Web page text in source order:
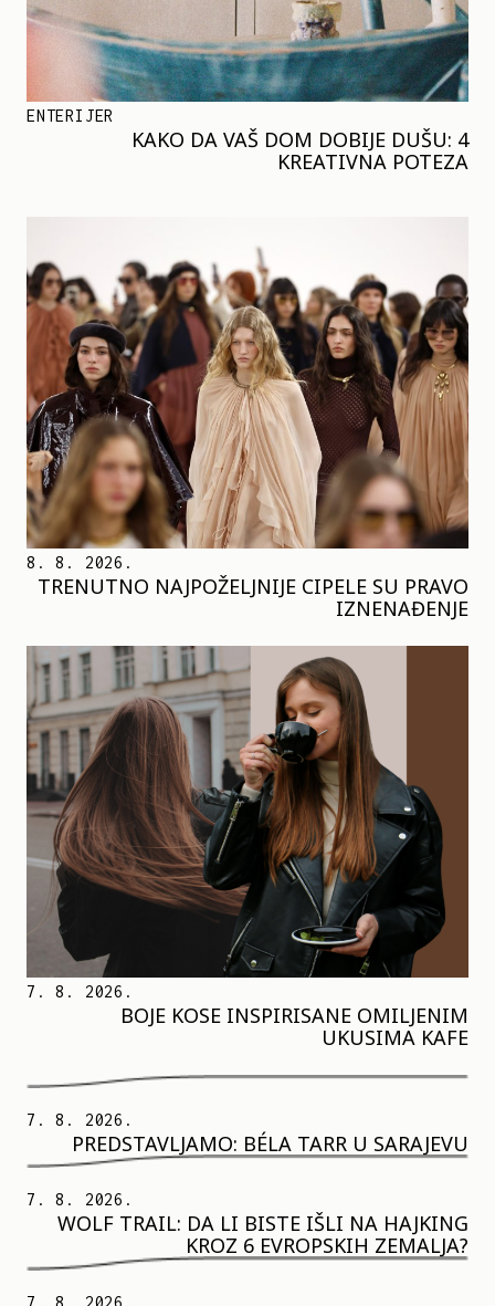
ENTERIJER
KAKO DA VAŠ DOM DOBIJE DUŠU: 4
KREATIVNA POTEZA
8. 8. 2026.
TRENUTNO NAJPOŽELJNIJE CIPELE SU PRAVO
IZNENAĐENJE
7. 8. 2026.
BOJE KOSE INSPIRISANE OMILJENIM
UKUSIMA KAFE
7. 8. 2026.
PREDSTAVLJAMO: BÉLA TARR U SARAJEVU
7. 8. 2026.
WOLF TRAIL: DA LI BISTE IŠLI NA HAJKING
KROZ 6 EVROPSKIH ZEMALJA?
7. 8. 2026.